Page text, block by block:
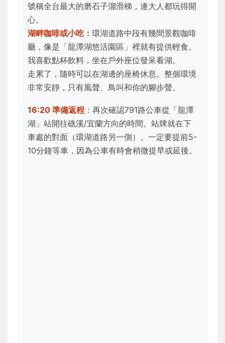
號稱全台最大的磨石子溜滑梯，連大人都玩得開
心。
湖畔咖啡或小吃： 環湖道路中段有幾間景觀咖啡
廳，像是「龍潭湖悠活園區」裡就有提供輕食。
我喜歡點杯飲料，坐在戶外座位發呆看湖。
走累了，隨時可以在湖邊的座椅休息。整個環境
非常安靜，只有風聲、鳥叫和你的腳步聲。
16:20 準備返程 ：再次確認791路公車從「龍潭
湖」站開往礁溪/宜蘭方向的時間。站牌就在下
車處的對面（環湖道路另一側）。一定要提前5-
10分鐘等車，因為公車有時會稍微提早或延後。